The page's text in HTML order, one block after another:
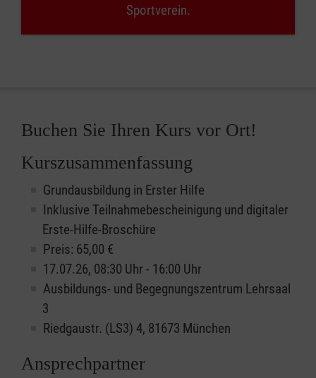
Sportverein.
Buchen Sie Ihren Kurs vor Ort!
Kurszusammenfassung
Grundausbildung in Erster Hilfe
Inklusive Teilnahmebescheinigung und digitaler
Erste-Hilfe-Broschüre
Preis: 65,00 €
17.07.26, 08:30 Uhr - 16:00 Uhr
Ausbildungs- und Begegnungszentrum Lehrsaal
3
Riedgaustr. (LS3) 4, 81673 München
Ansprechpartner